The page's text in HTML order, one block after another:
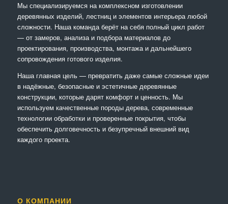
Мы специализируемся на комплексном изготовлении
деревянных изделий, лестниц и элементов интерьера любой
сложности. Наша команда берёт на себя полный цикл работ
— от замеров, анализа и подбора материалов до
проектирования, производства, монтажа и дальнейшего
сопровождения готового изделия.
Наша главная цель — превратить даже самые сложные идеи
в надёжные, безопасные и эстетичные деревянные
конструкции, которые дарят комфорт и ценность. Мы
используем качественные породы дерева, современные
технологии обработки и проверенные покрытия, чтобы
обеспечить долговечность и безупречный внешний вид
каждого проекта.
О КОМПАНИИ